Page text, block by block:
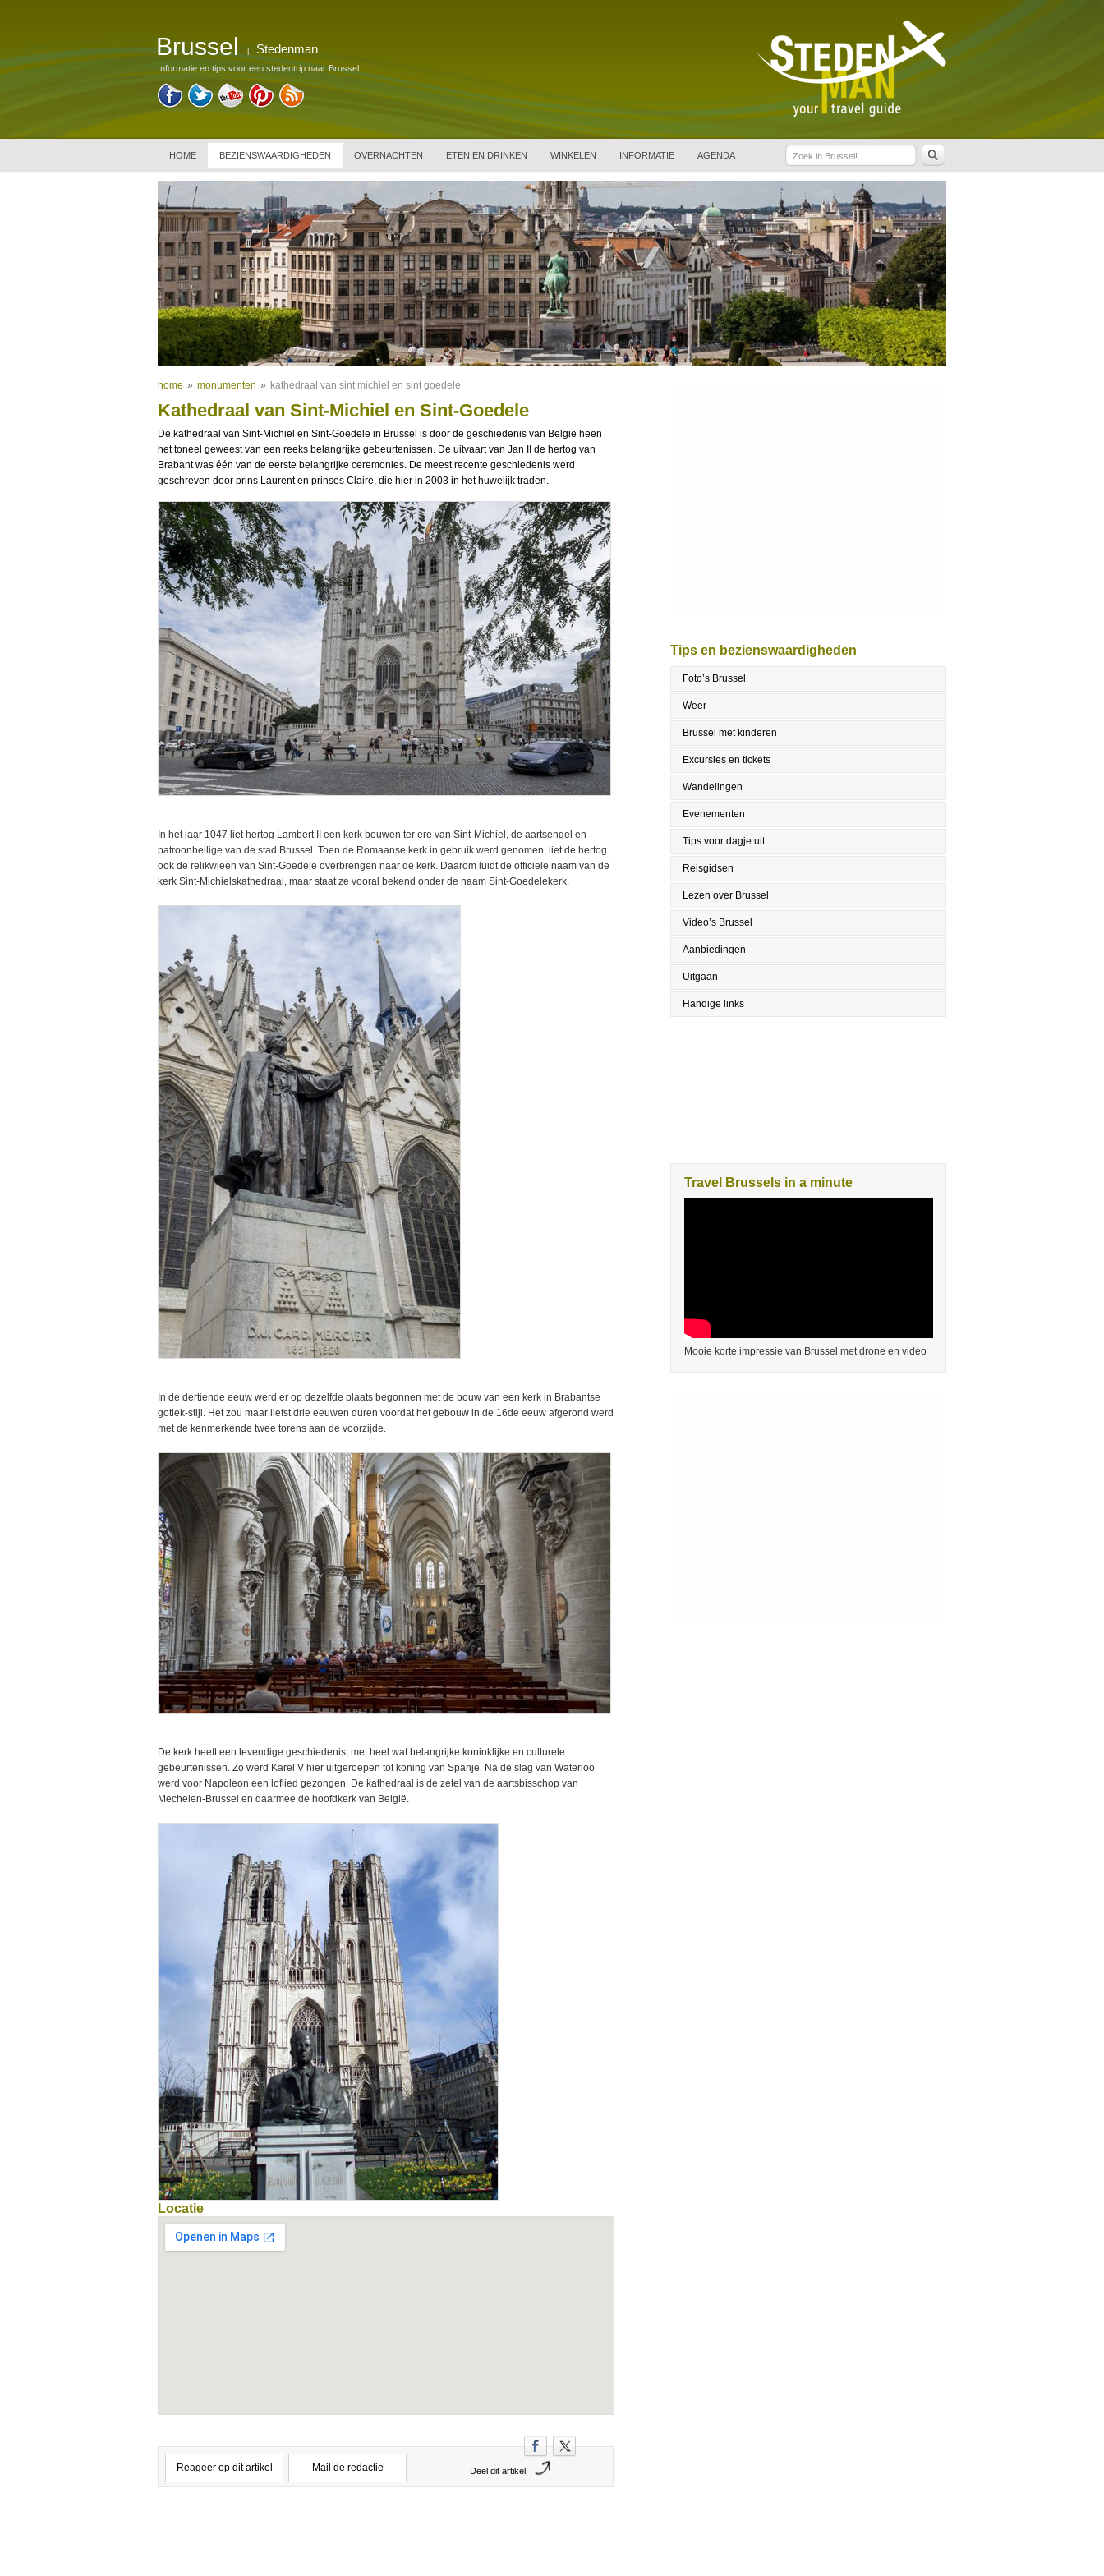
Brussel Stedenman
Informatie en tips voor een stedentrip naar Brussel
HOME BEZIENSWAARDIGHEDEN OVERNACHTEN ETEN EN DRINKEN WINKELEN INFORMATIE AGENDA
home » monumenten » kathedraal van sint michiel en sint goedele
Kathedraal van Sint-Michiel en Sint-Goedele
De kathedraal van Sint-Michiel en Sint-Goedele in Brussel is door de geschiedenis van België heen
het toneel geweest van een reeks belangrijke gebeurtenissen. De uitvaart van Jan II de hertog van
Brabant was één van de eerste belangrijke ceremonies. De meest recente geschiedenis werd
geschreven door prins Laurent en prinses Claire, die hier in 2003 in het huwelijk traden.
In het jaar 1047 liet hertog Lambert II een kerk bouwen ter ere van Sint-Michiel, de aartsengel en
patroonheilige van de stad Brussel. Toen de Romaanse kerk in gebruik werd genomen, liet de hertog
ook de relikwieën van Sint-Goedele overbrengen naar de kerk. Daarom luidt de officiële naam van de
kerk Sint-Michielskathedraal, maar staat ze vooral bekend onder de naam Sint-Goedelekerk.
In de dertiende eeuw werd er op dezelfde plaats begonnen met de bouw van een kerk in Brabantse
gotiek-stijl. Het zou maar liefst drie eeuwen duren voordat het gebouw in de 16de eeuw afgerond werd
met de kenmerkende twee torens aan de voorzijde.
De kerk heeft een levendige geschiedenis, met heel wat belangrijke koninklijke en culturele
gebeurtenissen. Zo werd Karel V hier uitgeroepen tot koning van Spanje. Na de slag van Waterloo
werd voor Napoleon een loflied gezongen. De kathedraal is de zetel van de aartsbisschop van
Mechelen-Brussel en daarmee de hoofdkerk van België.
Locatie
Reageer op dit artikel Mail de redactie Deel dit artikel!
Tips en bezienswaardigheden
Foto’s Brussel
Weer
Brussel met kinderen
Excursies en tickets
Wandelingen
Evenementen
Tips voor dagje uit
Reisgidsen
Lezen over Brussel
Video’s Brussel
Aanbiedingen
Uitgaan
Handige links
Travel Brussels in a minute
Mooie korte impressie van Brussel met drone en video